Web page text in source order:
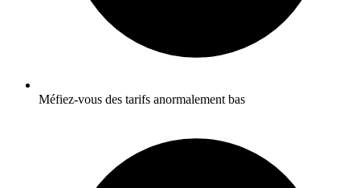
Méfiez-vous des tarifs anormalement bas